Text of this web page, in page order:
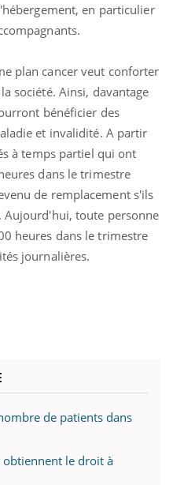
en particulier
plan cancer veut conforter
société. Ainsi, davantage
bénéficier des
et invalidité. A partir
à temps partiel qui ont
dans le trimestre
de remplacement s'ils
Aujourd'hui, toute personne
heures dans le trimestre
journalières.
de patients dans
obtiennent le droit à